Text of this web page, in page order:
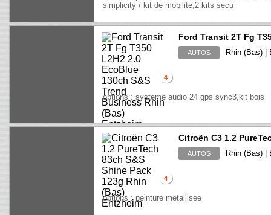
simplicity / kit de mobilite,2 kits secu
4
Ford Transit 2T Fg
AUTOS Rhin (Bas) |
options : systeme audio 24 gps sync3,kit bois
4
Citroën C3 1.2
AUTOS Rhin (Bas) |
options : peinture metallisee